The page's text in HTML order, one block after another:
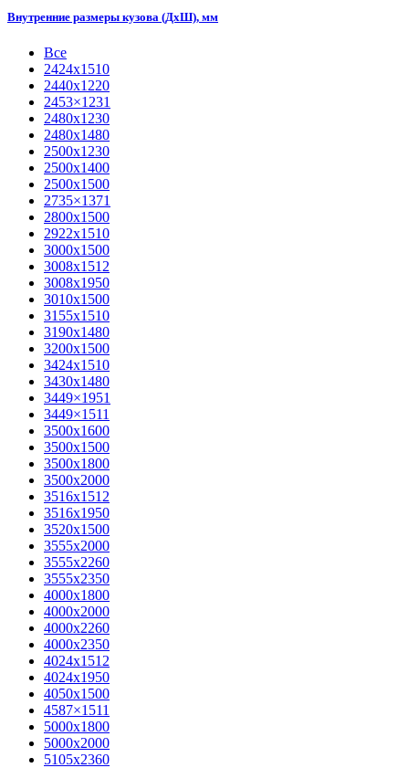
Внутренние размеры кузова (ДхШ), мм
Все
2424х1510
2440х1220
2453×1231
2480х1230
2480х1480
2500х1230
2500х1400
2500х1500
2735×1371
2800х1500
2922х1510
3000х1500
3008х1512
3008х1950
3010х1500
3155х1510
3190х1480
3200х1500
3424х1510
3430х1480
3449×1951
3449×1511
3500x1600
3500х1500
3500х1800
3500х2000
3516х1512
3516х1950
3520х1500
3555х2000
3555х2260
3555х2350
4000х1800
4000х2000
4000х2260
4000х2350
4024х1512
4024х1950
4050х1500
4587×1511
5000х1800
5000х2000
5105х2360